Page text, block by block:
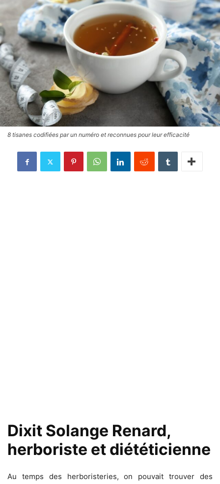
8 tisanes codifiées par un numéro et reconnues pour leur efficacité
Dixit Solange Renard,
herboriste et diététicienne
Au temps des herboristeries, on pouvait trouver des